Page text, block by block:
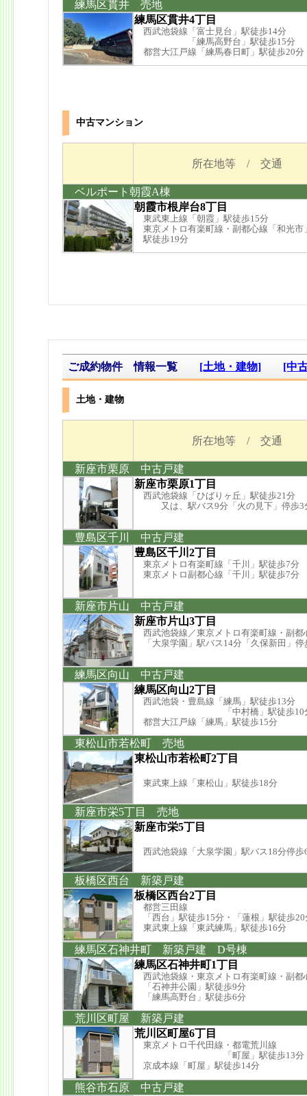
練馬区貫井 売地
練馬区貫井4丁目
西武池袋線「富士見台」駅徒歩14分
「練馬高野台」駅徒歩15分
都営大江戸線「練馬春日町」駅徒歩20分
中古マンション
所在地等 / 交通
ベルポート朝霞A棟
朝霞市根岸台8丁目
東武東上線「朝霞」駅徒歩15分
東京メトロ有楽町線・副都心線「和光市
駅徒歩19分
ご成約物件 情報一覧 [土地・建物] [中
土地・建物
所在地等 / 交通
新座市栗原 中古戸建
新座市栗原1丁目
西武池袋線「ひばりヶ丘」駅徒歩21分
又は、駅バス9分「火の見下」停歩3
豊島区千川 中古戸建
豊島区千川2丁目
東京メトロ有楽町線「千川」駅徒歩7分
東京メトロ副都心線「千川」駅徒歩7分
新座市片山 中古戸建
新座市片山3丁目
西武池袋線／東京メトロ有楽町線・副都
「大泉学園」駅バス14分「久保新田」停
練馬区向山 中古戸建
練馬区向山2丁目
西武池袋・豊島線「練馬」駅徒歩13分
「中村橋」駅徒歩10
都営大江戸線「練馬」駅徒歩15分
東松山市若松町 売地
東松山市若松町2丁目
東武東上線「東松山」駅徒歩18分
新座市栄5丁目 売地
新座市栄5丁目
西武池袋線「大泉学園」駅バス18分停歩
板橋区西台 新築戸建
板橋区西台2丁目
都営三田線
「西台」駅徒歩15分・「蓮根」駅徒歩20
東武東上線「東武練馬」駅徒歩16分
練馬区石神井町 新築戸建 D号棟
練馬区石神井町1丁目
西武池袋線・東京メトロ有楽町線・副都
「石神井公園」駅徒歩9分
「練馬高野台」駅徒歩6分
荒川区町屋 新築戸建
荒川区町屋6丁目
東京メトロ千代田線・都電荒川線
「町屋」駅徒歩13分
京成本線「町屋」駅徒歩14分
熊谷市石原 中古戸建